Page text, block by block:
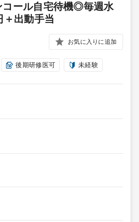
コール自宅待機◎毎週水
出動手当
お気に入りに追加
後期研修医可 未経験